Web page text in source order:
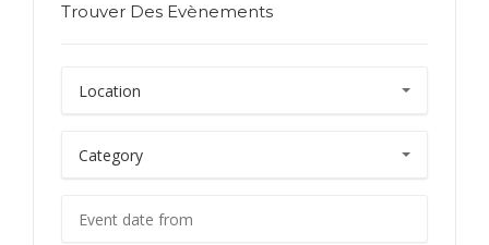
Trouver Des Evènements